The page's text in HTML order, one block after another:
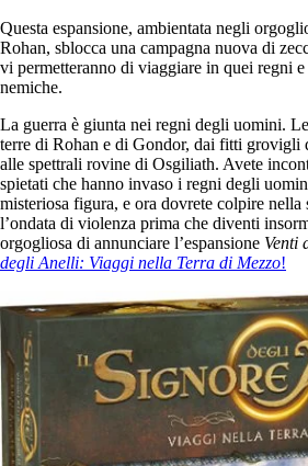
Questa espansione, ambientata negli
Rohan, sblocca una campagna nuova di
vi permetteranno di viaggiare in quei regni
nemiche.
La guerra è giunta nei regni degli uomini.
terre di Rohan e di Gondor, dai fitti grovigli
alle spettrali rovine di Osgiliath. Avete
spietati che hanno invaso i regni degli
misteriosa figura, e ora dovrete colpire nella
l’ondata di violenza prima che diventi
orgogliosa di annunciare l’espansione Venti
degli Anelli: Viaggi nella Terra di Mezzo!